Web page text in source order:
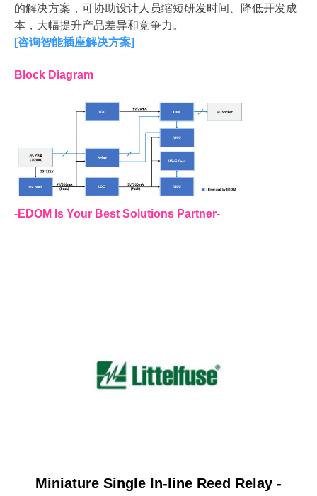
的解决方案，可协助设计人员缩短研发时间、降低开发成
本，大幅提升产品差异和竞争力。
[咨询智能插座解决方案]
Block Diagram
-EDOM Is Your Best Solutions Partner-
Miniature Single In-line Reed Relay -